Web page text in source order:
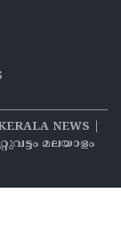
NEWS |
മലയാളം